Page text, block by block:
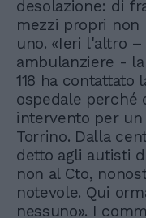
desolazione: di
mezzi propri non
uno. «Ieri l'altro
ambulanziere -
118 ha contattato
ospedale perché
intervento per un
Torrino. Dalla
detto agli autisti
non al Cto,
notevole. Qui
nessuno». I